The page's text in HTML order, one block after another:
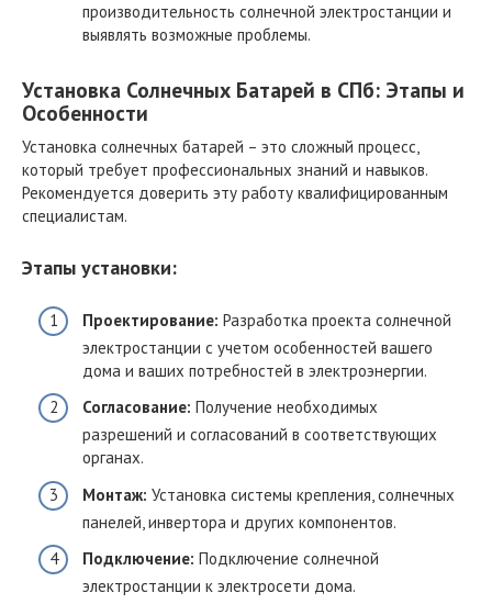
производительность солнечной электростанции и
выявлять возможные проблемы.
Установка Солнечных Батарей в СПб: Этапы и
Особенности
Установка солнечных батарей – это сложный процесс,
который требует профессиональных знаний и навыков.
Рекомендуется доверить эту работу квалифицированным
специалистам.
Этапы установки:
Проектирование: Разработка проекта солнечной
электростанции с учетом особенностей вашего
дома и ваших потребностей в электроэнергии.
Согласование: Получение необходимых
разрешений и согласований в соответствующих
органах.
Монтаж: Установка системы крепления, солнечных
панелей, инвертора и других компонентов.
Подключение: Подключение солнечной
электростанции к электросети дома.